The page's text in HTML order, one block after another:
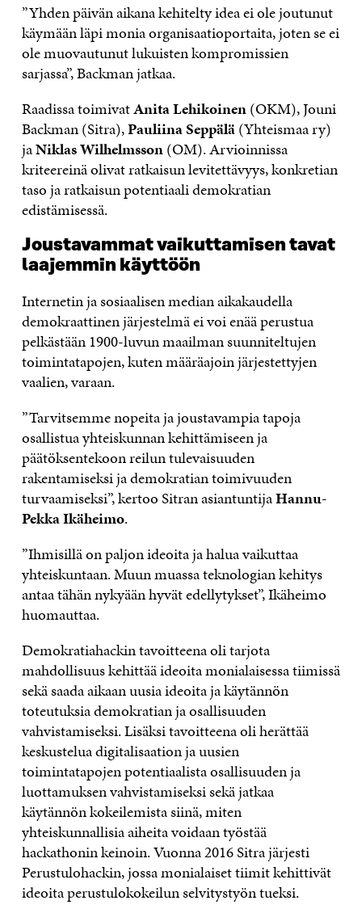
”Yhden päivän aikana kehitelty idea ei ole joutunut
käymään läpi monia organisaatioportaita, joten se ei
ole muovautunut lukuisten kompromissien
sarjassa”, Backman jatkaa.
Raadissa toimivatAnita Lehikoinen(OKM), Jouni
Backman (Sitra),Pauliina Seppälä(Yhteismaa ry)
jaNiklas Wilhelmsson(OM). Arvioinnissa
kriteereinä olivat ratkaisun levitettävyys, konkretian
taso ja ratkaisun potentiaali demokratian
edistämisessä.
Joustavammat vaikuttamisen tavat
laajemmin käyttöön
Internetin ja sosiaalisen median aikakaudella
demokraattinen järjestelmä ei voi enää perustua
pelkästään 1900-luvun maailman suunniteltujen
toimintatapojen, kuten määräajoin järjestettyjen
vaalien, varaan.
”Tarvitsemme nopeita ja joustavampia tapoja
osallistua yhteiskunnan kehittämiseen ja
päätöksentekoon reilun tulevaisuuden
rakentamiseksi ja demokratian toimivuuden
turvaamiseksi”, kertoo Sitran asiantuntijaHannu-
Pekka Ikäheimo.
”Ihmisillä on paljon ideoita ja halua vaikuttaa
yhteiskuntaan. Muun muassa teknologian kehitys
antaa tähän nykyään hyvät edellytykset”, Ikäheimo
huomauttaa.
Demokratiahackin tavoitteena oli tarjota
mahdollisuus kehittää ideoita monialaisessa tiimissä
sekä saada aikaan uusia ideoita ja käytännön
toteutuksia demokratian ja osallisuuden
vahvistamiseksi. Lisäksi tavoitteena oli herättää
keskustelua digitalisaation ja uusien
toimintatapojen potentiaalista osallisuuden ja
luottamuksen vahvistamiseksi sekä jatkaa
käytännön kokeilemista siinä, miten
yhteiskunnallisia aiheita voidaan työstää
hackathonin keinoin. Vuonna 2016 Sitra järjesti
Perustulohackin, jossa monialaiset tiimit kehittivät
ideoita perustulokokeilun selvitystyön tueksi.